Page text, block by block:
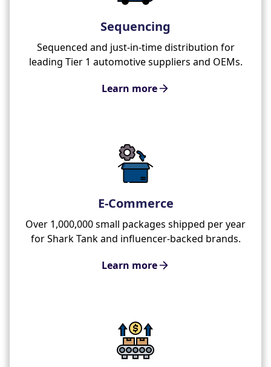
Sequencing
Sequenced and just-in-time distribution for
leading Tier 1 automotive suppliers and OEMs.
Learn more
E-Commerce
Over 1,000,000 small packages shipped per year
for Shark Tank and influencer-backed brands.
Learn more